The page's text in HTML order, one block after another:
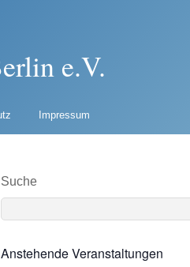
e.V.
Impressum
Suche
Anstehende Veranstaltungen